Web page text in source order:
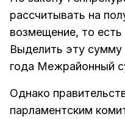
рассчитывать на
возмещение, то есть
Выделить эту сумму
года Межрайонный
Однако
парламентским